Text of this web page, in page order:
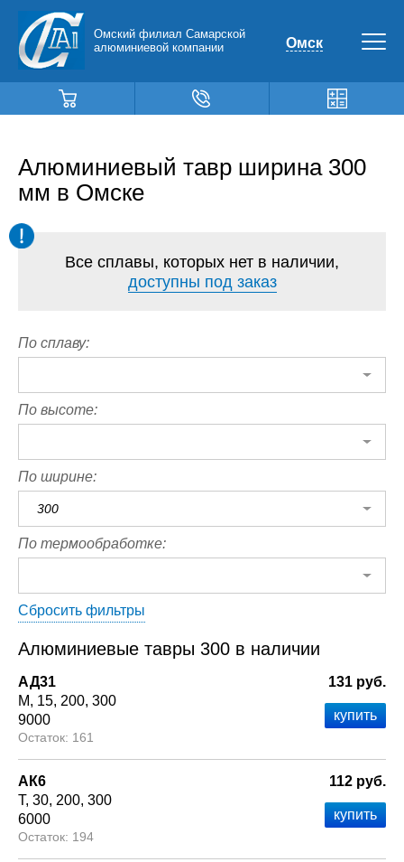
Омский филиал Самарской
алюминиевой компании
Омск
Алюминиевый тавр ширина 300
мм в Омске
Все сплавы, которых нет в наличии,
доступны под заказ
По сплаву:
По высоте:
По ширине:
300
По термообработке:
Сбросить фильтры
Алюминиевые тавры 300 в наличии
АД31
М
15 200 300
9000
161
131 руб.
АК6
Т 30 200 300
6000
194
112 руб.